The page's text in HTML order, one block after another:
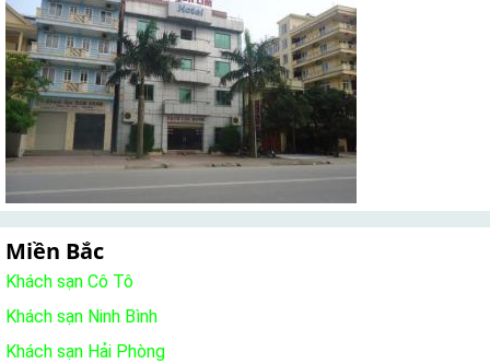
Miền Bắc
Khách sạn Cô Tô
Khách sạn Ninh Bình
Khách sạn Hải Phòng